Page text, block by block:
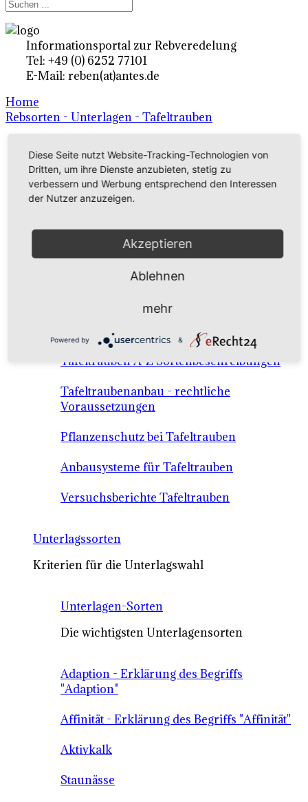
Informationsportal zur Rebveredelung
Tel: +49 (0) 6252 77101
E-Mail: reben(at)antes.de
Home
Rebsorten - Unterlagen - Tafeltrauben
Ertragsrebsorten A-Z
in Deutschland
Rebsorten international
Tafeltrauben A-Z Sortenbeschreibungen
Tafeltraubenanbau - rechtliche
Voraussetzungen
Pflanzenschutz bei Tafeltrauben
Anbausysteme für Tafeltrauben
Versuchsberichte Tafeltrauben
Unterlagssorten
Kriterien für die Unterlagswahl
Unterlagen-Sorten
Die wichtigsten Unterlagensorten
Adaption - Erklärung des Begriffs
"Adaption"
Affinität - Erklärung des Begriffs "Affinität"
Aktivkalk
Staunässe
Diese Seite nutzt Website-Tracking-Technologien von
Dritten, um ihre Dienste anzubieten, stetig zu
verbessern und Werbung entsprechend den Interessen
der Nutzer anzuzeigen.
Akzeptieren
Ablehnen
mehr
Powered by &